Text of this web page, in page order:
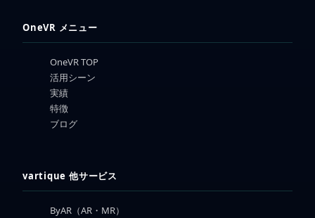
OneVR メニュー
OneVR TOP
活用シーン
実績
特徴
ブログ
vartique 他サービス
ByAR（AR・MR）